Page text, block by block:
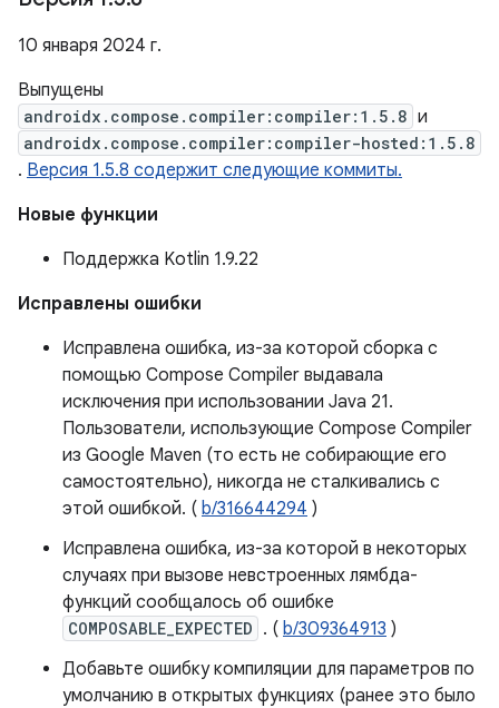
10 января 2024 г.
Выпущены
androidx.compose.compiler:compiler:1.5.8 и
androidx.compose.compiler:compiler-hosted:1.5.8
. Версия 1.5.8 содержит следующие коммиты.
Новые функции
Поддержка Kotlin 1.9.22
Исправлены ошибки
Исправлена ​​ошибка, из-за которой сборка с
помощью Compose Compiler выдавала
исключения при использовании Java 21.
Пользователи, использующие Compose Compiler
из Google Maven (то есть не собирающие его
самостоятельно), никогда не сталкивались с
этой ошибкой. ( b/316644294 )
Исправлена ​​ошибка, из-за которой в некоторых
случаях при вызове невстроенных лямбда-
функций сообщалось об ошибке
COMPOSABLE_EXPECTED . ( b/309364913 )
Добавьте ошибку компиляции для параметров по
умолчанию в открытых функциях (ранее это было